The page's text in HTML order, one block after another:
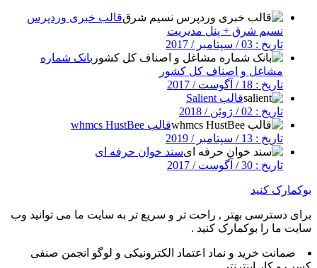
قالب خبری وردپرس
نسیم شرق + پنل مدیریت
تاریخ : 03 / سپتامبر / 2017
بانک شماره
مشاغل و اصناف کل کشور
تاریخ : 18 / آگوست / 2017
قالب Salient
تاریخ : 02 / ژوئن / 2018
قالب whmcs HustBee
تاریخ : 13 / سپتامبر / 2019
سند خوان حرفه ای
تاریخ : 30 / آگوست / 2017
بوکمارک کنید
برای دسترسی بهتر , راحت تر و سریع تر به سایت ما می توانید وب
سایت ما را بوکمارک کنید .
ضمانت خرید و نماد اعتماد الکترونیکی و لوگو انجمن صنفی